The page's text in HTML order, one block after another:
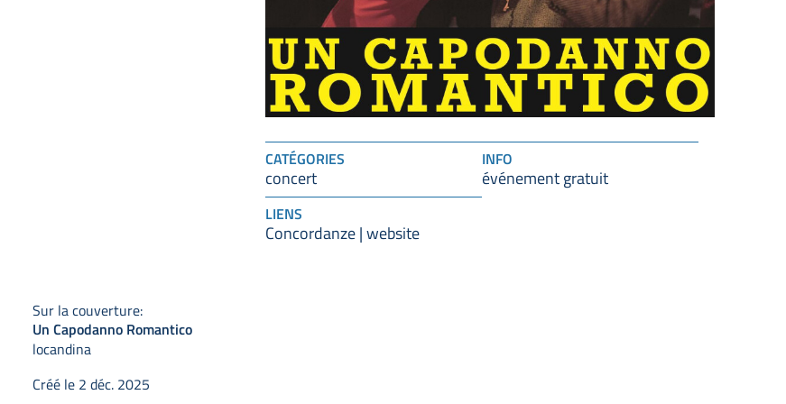
CATÉGORIES
concert
INFO
événement gratuit
LIENS
Concordanze | website
Sur la couverture:
Un Capodanno Romantico
locandina
Créé le 2 déc. 2025